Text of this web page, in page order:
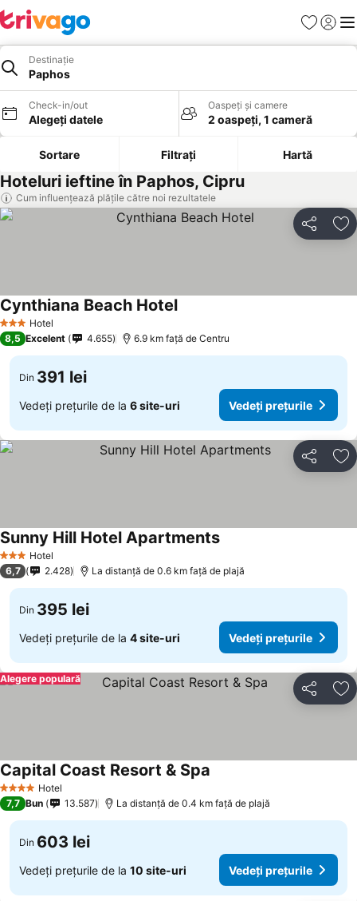
Favorite
Destinație
Paphos
Check-in/out
Alegeți datele
Oaspeți și camere
2 oaspeți, 1 cameră
Sortare Filtrați Hartă
Hoteluri ieftine în Paphos, Cipru
Cum influențează plățile către noi rezultatele
Distribuiți
3 SteleHotel
Cynthiana Beach Hotel
8,5 Excelent 4.655 6.9 km faţă de Centru
Din 391 lei
Vedeți prețurile de la 6 site-uri Vedeți prețurile
Distribuiți
3 SteleHotel
Sunny Hill Hotel Apartments
6,7 2.428 La distanță de 0.6 km față de plajă
Din 395 lei
Vedeți prețurile de la 4 site-uri Vedeți prețurile
Distribuiți
Alegere populară
4 Stele Hotel
Capital Coast Resort & Spa
7,7 Bun 13.587 La distanță de 0.4 km față de plajă
Din 603 lei
Vedeți prețurile de la 10 site-uri Vedeți prețurile